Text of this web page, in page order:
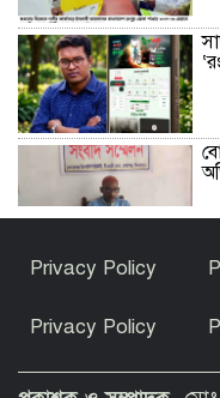
Privacy Policy
Privacy Policy